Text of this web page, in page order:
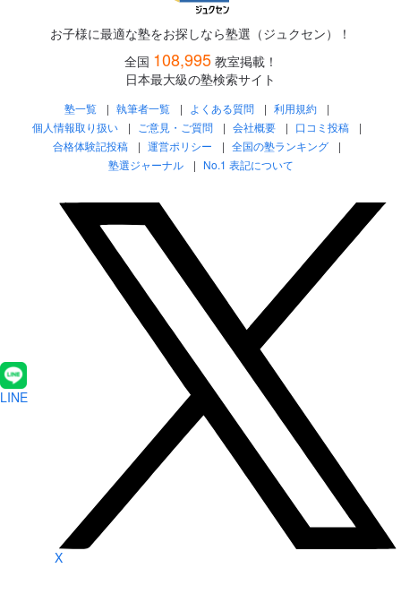
お子様に最適な塾をお探しなら塾選（ジュクセン）！
全国 108,995 教室掲載！
日本最大級の塾検索サイト
塾一覧 執筆者一覧 よくある質問
利用規約
個人情報取り扱い
ご意見・ご質問 会社概要
口コミ投稿
合格体験記投稿
運営ポリシー
全国の塾ランキング
塾選ジャーナル
No.1 表記について
LINE
X